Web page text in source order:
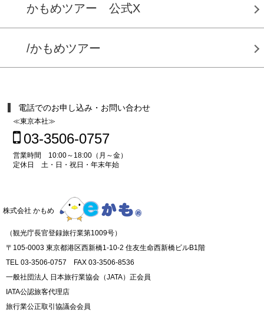
かもめツアー 公式X
/かもめツアー
電話でのお申し込み・お問い合わせ
≪東京本社≫
03-3506-0757
営業時間 10:00～18:00（月～金）
定休日 土・日・祝日・年末年始
株式会社 かもめ
（観光庁長官登録旅行業第1009号）
〒105-0003 東京都港区西新橋1-10-2 住友生命西新橋ビルB1階
TEL 03-3506-0757 FAX 03-3506-8536
一般社団法人 日本旅行業協会（JATA）正会員
IATA公認旅客代理店
旅行業公正取引協議会会員